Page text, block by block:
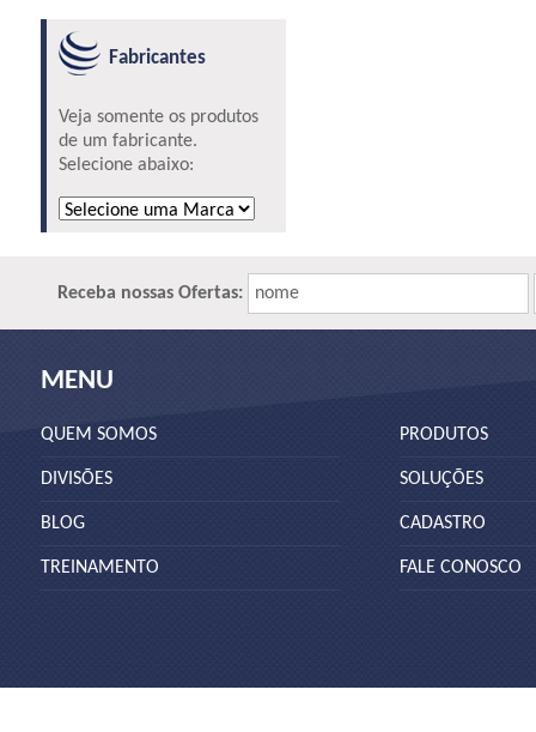
Fabricantes
Veja somente os produtos
de um fabricante.
Selecione abaixo:
Receba nossas Ofertas: nome
MENU
QUEM SOMOS
DIVISÕES
BLOG
TREINAMENTO
PRODUTOS
SOLUÇÕES
CADASTRO
FALE CONOSCO